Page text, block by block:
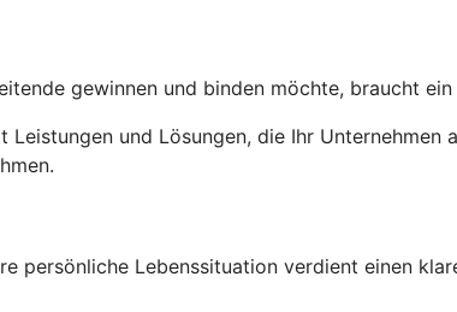
gewinnen und binden möchte, braucht
und Lösungen, die Ihr
persönliche Lebenssituation verdient einen